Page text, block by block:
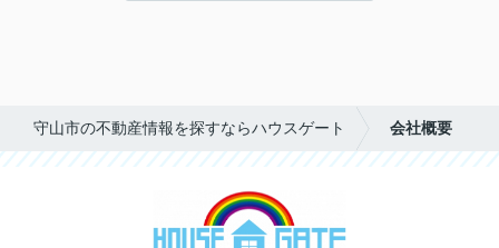
守山市の不動産情報を探すならハウスゲート 会社概要